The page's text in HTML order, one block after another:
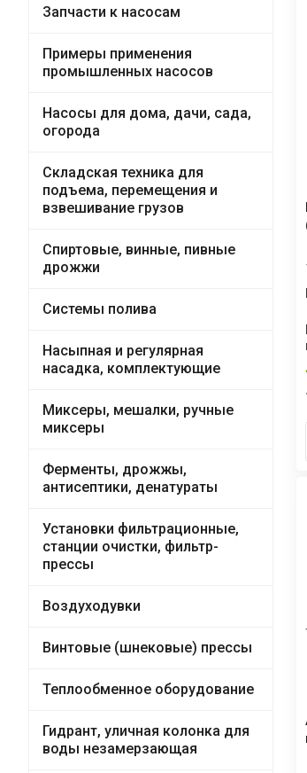
Запчасти к насосам
Примеры применения
промышленных насосов
Насосы для дома, дачи, сада,
огорода
Складская техника для
подъема, перемещения и
взвешивание грузов
Спиртовые, винные, пивные
дрожжи
Системы полива
Насыпная и регулярная
насадка, комплектующие
Миксеры, мешалки, ручные
миксеры
Ферменты, дрожжы,
антисептики, денатураты
Установки фильтрационные,
станции очистки, фильтр-
прессы
Воздуходувки
Винтовые (шнековые) прессы
Теплообменное оборудование
Гидрант, уличная колонка для
воды незамерзающая